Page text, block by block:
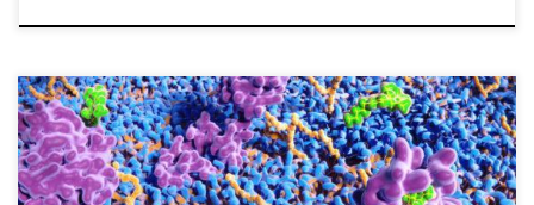
Badanie z Minnesoty dowodzi, że marihuana łagodzi bóle
nowotworowe. Zgodnie z nowymi badaniami, które są częścią